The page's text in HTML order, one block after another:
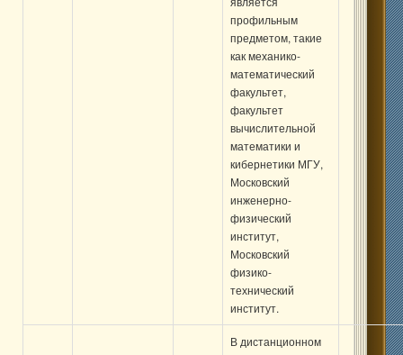
профильным
предметом, такие
как механико-
математический
факультет,
факультет
вычислительной
математики и
кибернетики МГУ,
Московский
инженерно-
физический
институт,
Московский
физико-
технический
институт.
В дистанционном